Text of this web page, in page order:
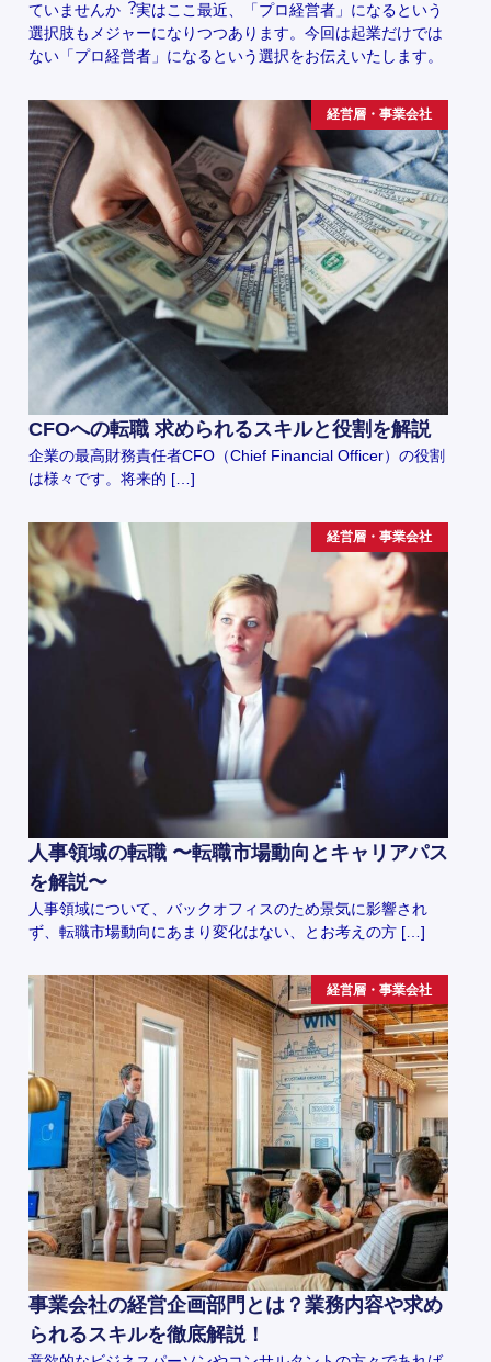
ていませんか︖実はここ最近、「プロ経営者」になるという
選択肢もメジャーになりつつあります。今回は起業だけでは
ない「プロ経営者」になるという選択をお伝えいたします。
経営層・事業会社
CFOへの転職 求められるスキルと役割を解説
企業の最高財務責任者CFO（Chief Financial Officer）の役割
は様々です。将来的 […]
経営層・事業会社
人事領域の転職 〜転職市場動向とキャリアパス
を解説〜
人事領域について、バックオフィスのため景気に影響され
ず、転職市場動向にあまり変化はない、とお考えの方 […]
経営層・事業会社
事業会社の経営企画部門とは？業務内容や求め
られるスキルを徹底解説！